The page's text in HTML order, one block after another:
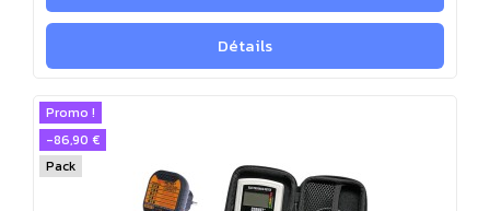
électromagnétique et des éventuelles solutions de blindage
lorsque celles-ci s'avèrent indispensables pour les personnes
Détails
Promo !
-86,90 €
Pack